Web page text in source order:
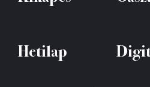
Hetilap